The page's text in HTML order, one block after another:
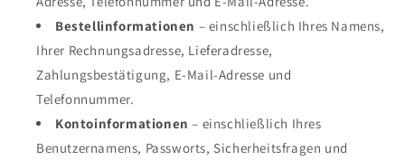
Bestellinformationen – einschließlich Ihres Namens,
Ihrer Rechnungsadresse, Lieferadresse,
Zahlungsbestätigung, E-Mail-Adresse und
Telefonnummer.
Kontoinformationen – einschließlich Ihres
Benutzernamens, Passworts, Sicherheitsfragen und